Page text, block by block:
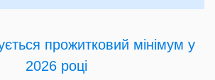
прожитковий мінімум у
2026 році